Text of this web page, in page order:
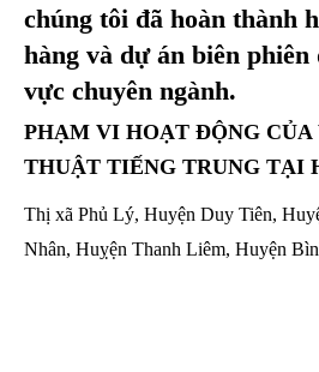
chúng tôi đã hoàn thành
hàng và dự án biên
vực chuyên ngành.
PHẠM VI HOẠT ĐỘNG CỦA
THUẬT TIẾNG TRUNG TẠI
Thị xã Phủ Lý, Huyện Duy Tiên,
Nhân, Huỵện Thanh Liêm, Huyện